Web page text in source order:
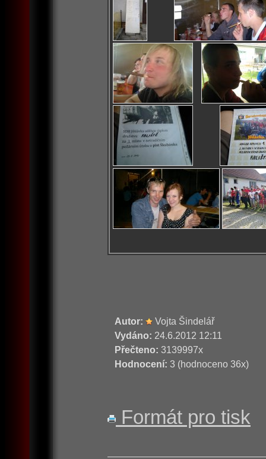
Autor:
Vojta Šindelář
Vydáno: 24.6.2012 12:11
Přečteno: 3139997x
Hodnocení: 3 (hodnoceno 36x)
Formát pro tisk